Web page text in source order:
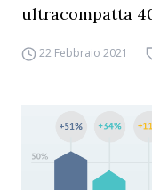
ultracompatta
22 Febbraio 2021